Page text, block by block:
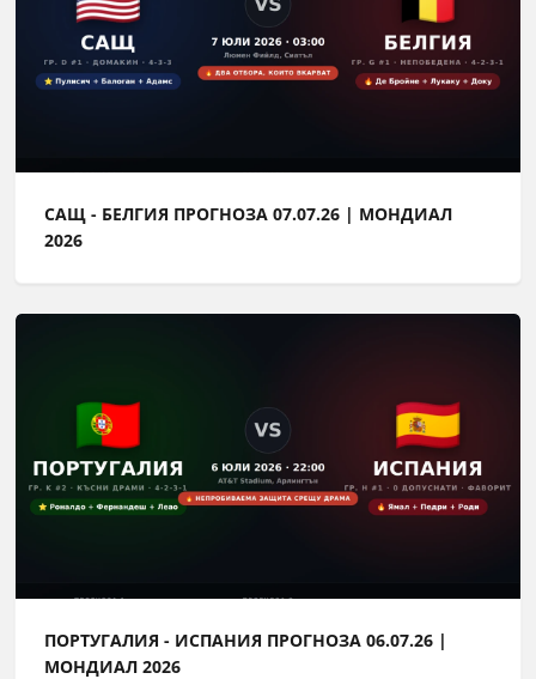
САЩ - БЕЛГИЯ ПРОГНОЗА 07.07.26 | МОНДИАЛ
2026
ПОРТУГАЛИЯ - ИСПАНИЯ ПРОГНОЗА 06.07.26 |
МОНДИАЛ 2026